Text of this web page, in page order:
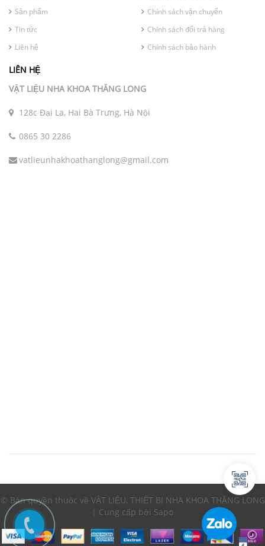
Sản phẩm
Tin tức
Liên hệ
Chính sách vận chuyển
Chính sách đổi trả hàng
Chính sách bảo hành
LIÊN HỆ
VẬT LIỆU NHA KHOA THĂNG LONG
128c Đại La, Hai Bà Trưng, Hà Nội
0865 30 2286
vatlieunhakhoathanglong@gmail.com
© Bản quyền thuộc về VẬT LIỆU, THIẾT BỊ NHA KHOA THĂNG LONG
| Cung cấp bởi Sapo